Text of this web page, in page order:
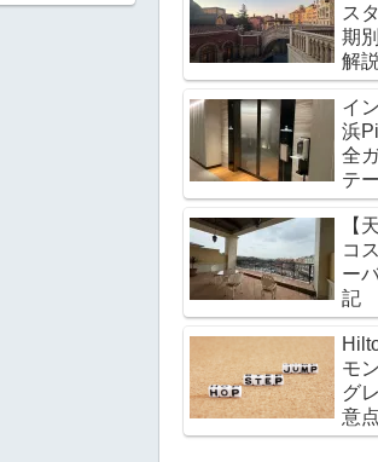
ス
期
解説
イ
浜
全
テ
【
コ
ー
記
モ
グ
意点